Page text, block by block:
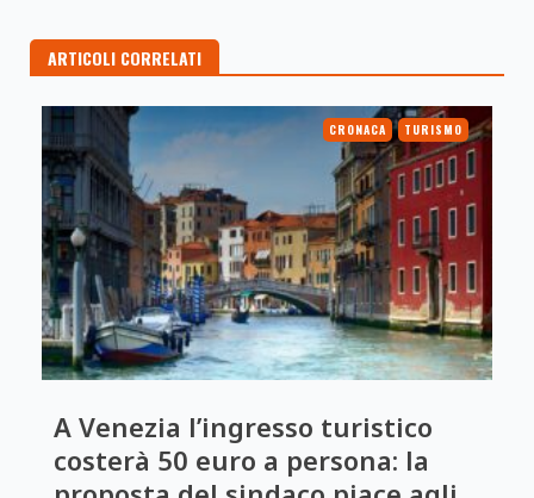
ARTICOLI CORRELATI
CRONACA TURISMO
A Venezia l’ingresso turistico
costerà 50 euro a persona: la